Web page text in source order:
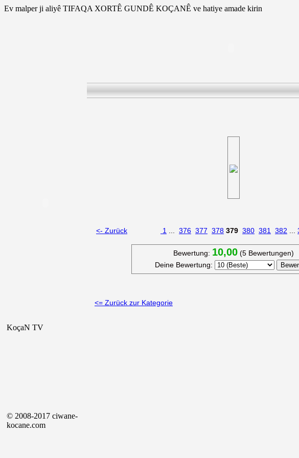
Ev malper ji aliyê TIFAQA XORTÊ GUNDÊ KOÇANÊ ve hatiye amade kirin
KoçaN TV
© 2008-2017 ciwane-
kocane.com
<- Zurück 1 376 377 378 379 380 381 382
Bewertung: 10,00(5 Bewertungen)
Deine Bewertung:
<= Zurück zur Kategorie